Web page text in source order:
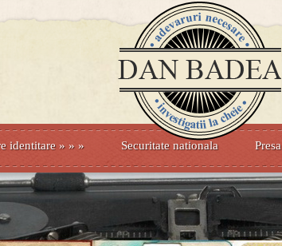
identitare » » » Securitate nationala Presa